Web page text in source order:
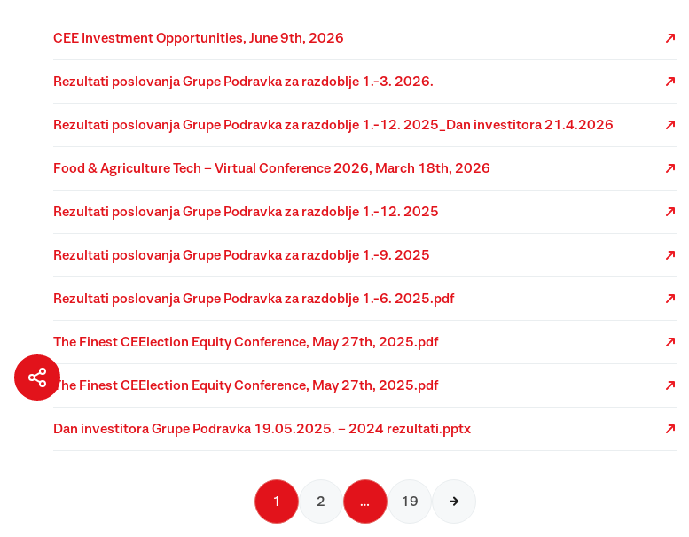
CEE Investment Opportunities, June 9th, 2026
Rezultati poslovanja Grupe Podravka za razdoblje 1.-3. 2026.
Rezultati poslovanja Grupe Podravka za razdoblje 1.-12. 2025_Dan investitora 21.4.2026
Food & Agriculture Tech – Virtual Conference 2026, March 18th, 2026
Rezultati poslovanja Grupe Podravka za razdoblje 1.-12. 2025
Rezultati poslovanja Grupe Podravka za razdoblje 1.-9. 2025
Rezultati poslovanja Grupe Podravka za razdoblje 1.-6. 2025.pdf
The Finest CEElection Equity Conference, May 27th, 2025.pdf
The Finest CEElection Equity Conference, May 27th, 2025.pdf
Dan investitora Grupe Podravka 19.05.2025. – 2024 rezultati.pptx
1 2 … 19